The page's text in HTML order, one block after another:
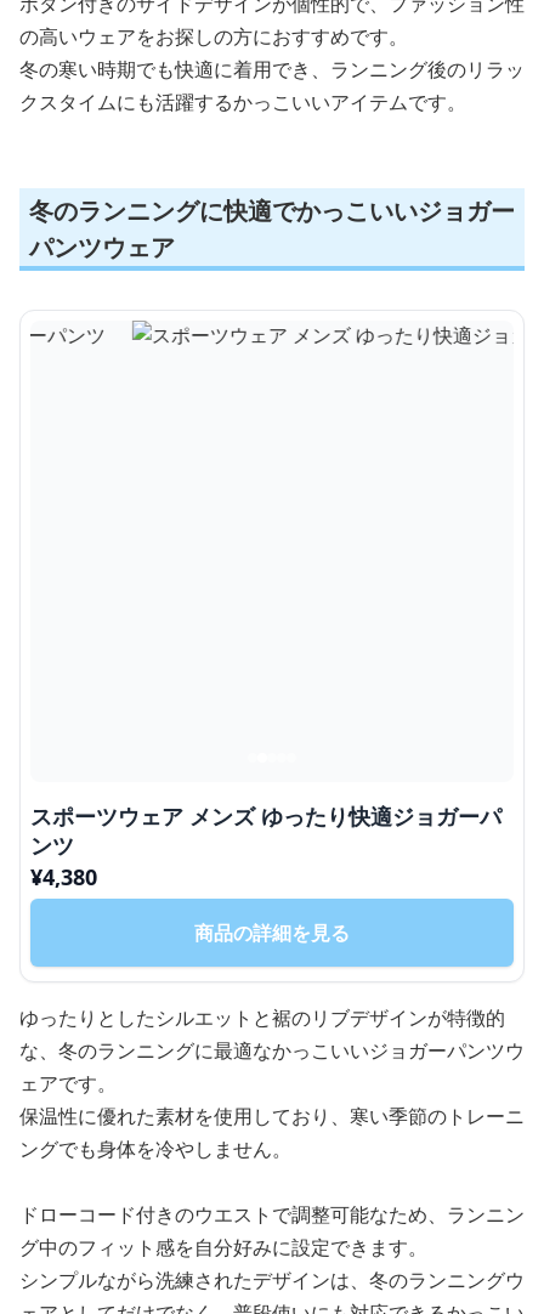
の高いウェアをお探しの方におすすめです。
冬の寒い時期でも快適に着用でき、ランニング後のリラッ
クスタイムにも活躍するかっこいいアイテムです。
冬のランニングに快適でかっこいいジョガー
パンツウェア
スポーツウェア メンズ ゆったり快適ジョガーパ
ンツ
¥4,380
商品の詳細を見る
ゆったりとしたシルエットと裾のリブデザインが特徴的
な、冬のランニングに最適なかっこいいジョガーパンツウ
ェアです。
保温性に優れた素材を使用しており、寒い季節のトレーニ
ングでも身体を冷やしません。
ドローコード付きのウエストで調整可能なため、ランニン
グ中のフィット感を自分好みに設定できます。
シンプルながら洗練されたデザインは、冬のランニングウ